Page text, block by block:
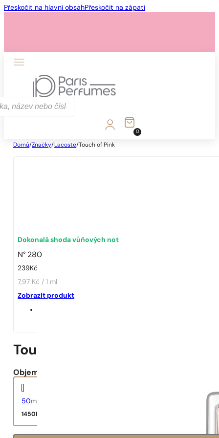
Přeskočit na hlavní obsahPřeskočit na zápatí
0
Domů/Značky/ Lacoste/Touch of Pink
Dokonalá shoda vůňových not
N° 280
239 Kč
7,97 Kč / 1 ml
Zobrazit produkt
Touch of Pink
Objem:
50ml
1450 Kč